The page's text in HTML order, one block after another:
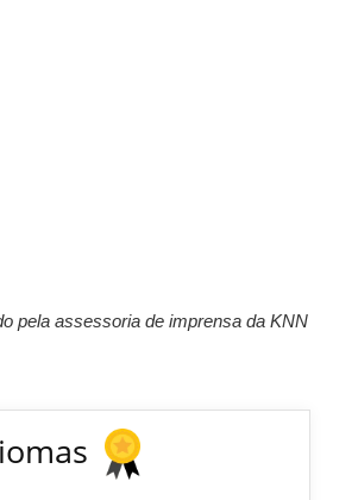
pela assessoria de imprensa da KNN